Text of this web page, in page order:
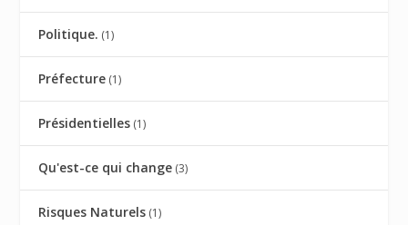
Politique. (1)
Préfecture (1)
Présidentielles (1)
Qu'est-ce qui change (3)
Risques Naturels (1)